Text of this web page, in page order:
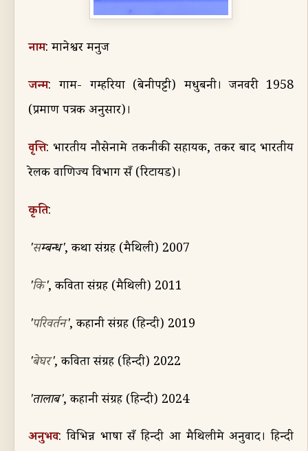
नाम:मानेश्वर मनुज
जन्म:गाम- गम्हरिया (बेनीपट्टी) मधुबनी। जनवरी 1958
(प्रमाण पत्रक अनुसार)।
वृत्ति:भारतीय नौसेनामे तकनीकी सहायक,तकर बाद भारतीय
रेलक वाणिज्य विभाग सँ (रिटायर्ड)।
कृति:
'सम्बन्ध',कथा संग्रह (मैथिली) 2007
'कि',कविता संग्रह (मैथिली) 2011
'परिवर्तन',कहानी संग्रह (हिन्दी) 2019
'बेघर',कविता संग्रह (हिन्दी) 2022
'तालाब',कहानी संग्रह (हिन्दी) 2024
अनुभव:विभिन्न भाषा सँ हिन्दी आ मैथिलीमे अनुवाद। हिन्दी